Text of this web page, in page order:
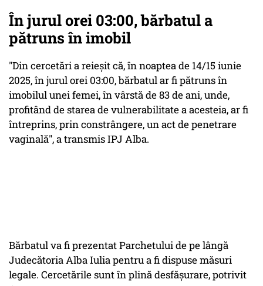
În jurul orei 03:00, bărbatul a
pătruns în imobil
"Din cercetări a reieşit că, în noaptea de 14/15 iunie
2025, în jurul orei 03:00, bărbatul ar fi pătruns în
imobilul unei femei, în vârstă de 83 de ani, unde,
profitând de starea de vulnerabilitate a acesteia, ar fi
întreprins, prin constrângere, un act de penetrare
vaginală", a transmis IPJ Alba.
Bărbatul va fi prezentat Parchetului de pe lângă
Judecătoria Alba Iulia pentru a fi dispuse măsuri
legale. Cercetările sunt în plină desfășurare, potrivit